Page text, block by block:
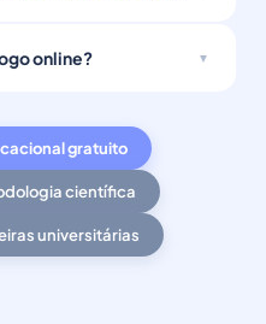
online?
gratuito
científica
universitárias